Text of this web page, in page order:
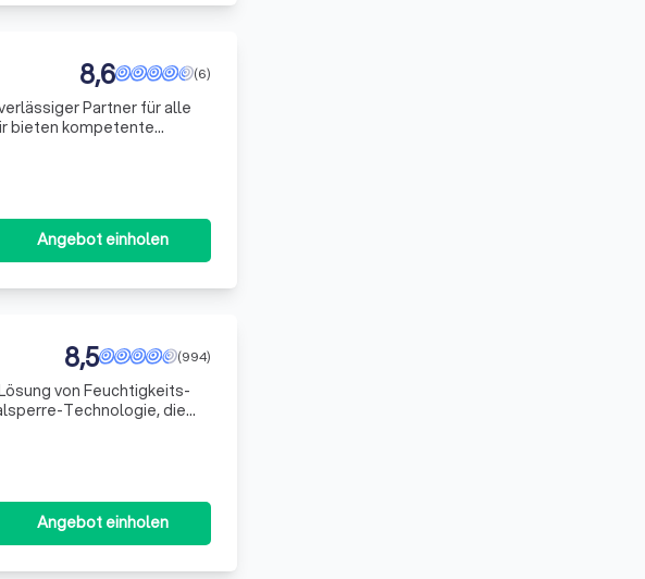
(6)
8,6
Partner für alle
bieten kompetente
Angebot einholen
(994)
8,5
von Feuchtigkeits-
Technologie, die
Angebot einholen